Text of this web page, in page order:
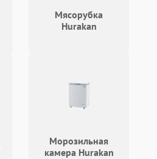
Мясорубка
Hurakan
Морозильная
камера Hurakan